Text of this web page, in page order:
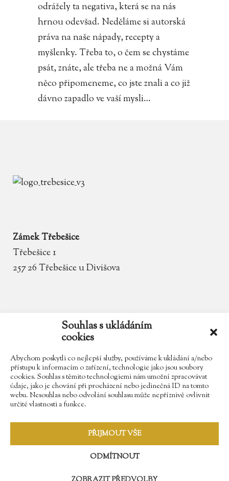
Souhlas s ukládáním
cookies
Abychom poskytli co nejlepší služby, používáme k ukládání a/nebo
přístupu k informacím o zařízení, technologie jako jsou soubory
cookies. Souhlas s těmito technologiemi nám umožní zpracovávat
údaje, jako je chování při procházení nebo jedinečná ID na tomto
webu. Nesouhlas nebo odvolání souhlasu může nepříznivě ovlivnit
určité vlastnosti a funkce.
PŘIJMOUT VŠE
ODMÍTNOUT
odrážely ta negativa, která se na nás
hrnou odevšad. Neděláme si autorská
práva na naše nápady, recepty a
myšlenky. Třeba to, o čem se chystáme
psát, znáte, ale třeba ne a možná Vám
něco připomeneme, co jste znali a co již
dávno zapadlo ve vaší mysli…
Zámek Třebešice
Třebešice 1
257 26 Třebešice u Divišova
zamek.trebesice@volny.cz
602 354 467
Najdete nás na Facebooku
Sledujte náš Instagram